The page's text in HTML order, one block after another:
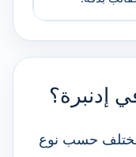
إدنبرة؟
تختلف حسب نوع